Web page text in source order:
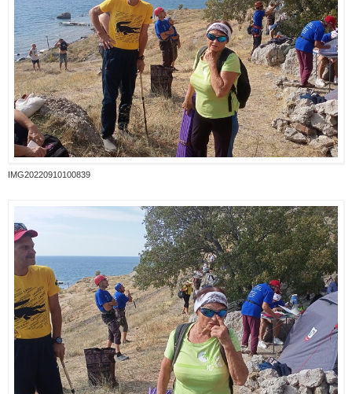
IMG20220910100839